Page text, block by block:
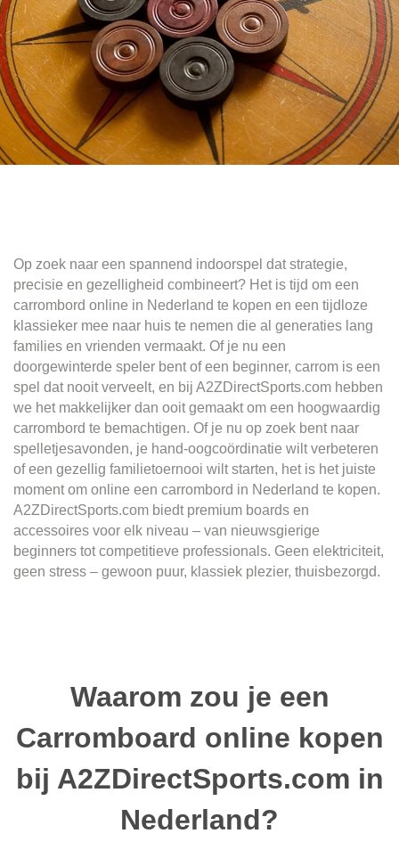
Op zoek naar een spannend indoorspel dat strategie,
precisie en gezelligheid combineert? Het is tijd om een ​​
carrombord online in Nederland te kopen en een tijdloze
klassieker mee naar huis te nemen die al generaties lang
families en vrienden vermaakt. Of je nu een
doorgewinterde speler bent of een beginner, carrom is een
spel dat nooit verveelt, en bij A2ZDirectSports.com hebben
we het makkelijker dan ooit gemaakt om een ​​hoogwaardig
carrombord te bemachtigen. Of je nu op zoek bent naar
spelletjesavonden, je hand-oogcoördinatie wilt verbeteren
of een gezellig familietoernooi wilt starten, het is het juiste
moment om online een carrombord in Nederland te kopen.
A2ZDirectSports.com biedt premium boards en
accessoires voor elk niveau – van nieuwsgierige
beginners tot competitieve professionals. Geen elektriciteit,
geen stress – gewoon puur, klassiek plezier, thuisbezorgd.
Waarom zou je een
Carromboard online kopen
bij A2ZDirectSports.com in
Nederland?